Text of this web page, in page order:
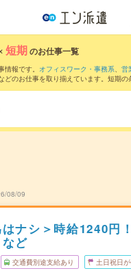
短期のお仕事一覧
報です。 オフィスワーク・事務系、 営
どのお仕事を取り揃えています。短期の
08/09
はナシ＞時給1240円
ど
交通費別途支給あり 土日祝日